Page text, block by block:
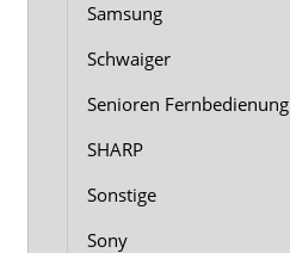
Samsung
Schwaiger
Senioren Fernbedienung
SHARP
Sonstige
Sony